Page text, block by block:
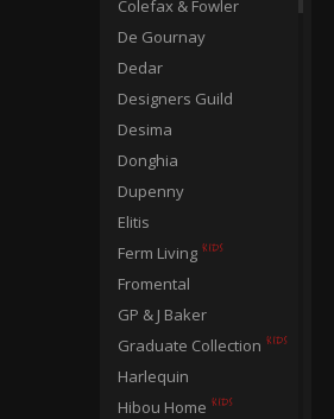
Colefax & Fowler
De Gournay
Dedar
Designers Guild
Desima
Donghia
Dupenny
Elitis
Ferm Living
Fromental
GP & J Baker
Graduate Collection
Harlequin
Hibou Home